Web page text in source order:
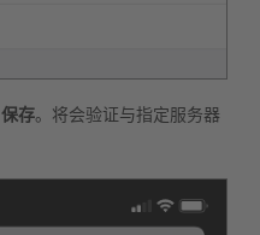
保存。将会验证与指定服务器